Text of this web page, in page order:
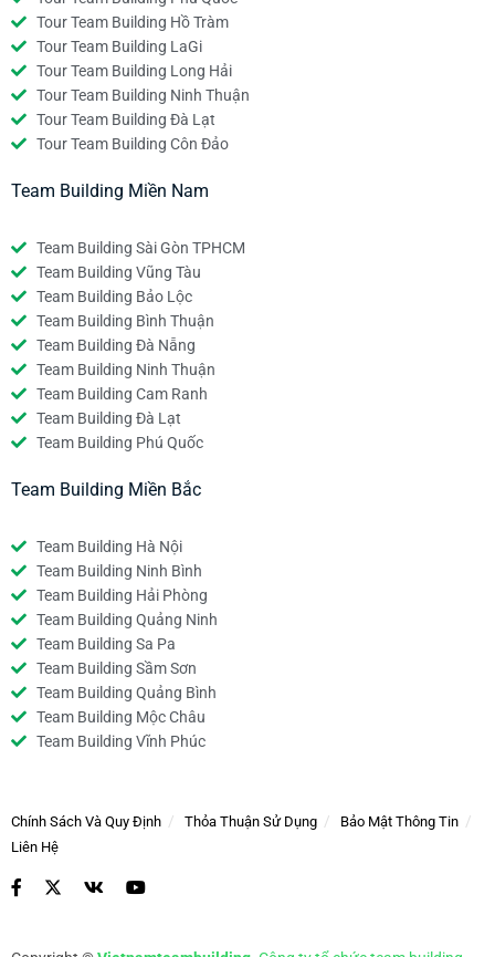
Tour Team Building Hồ Tràm
Tour Team Building LaGi
Tour Team Building Long Hải
Tour Team Building Ninh Thuận
Tour Team Building Đà Lạt
Tour Team Building Côn Đảo
Team Building Miền Nam
Team Building Sài Gòn TPHCM
Team Building Vũng Tàu
Team Building Bảo Lộc
Team Building Bình Thuận
Team Building Đà Nẵng
Team Building Ninh Thuận
Team Building Cam Ranh
Team Building Đà Lạt
Team Building Phú Quốc
Team Building Miền Bắc
Team Building Hà Nội
Team Building Ninh Bình
Team Building Hải Phòng
Team Building Quảng Ninh
Team Building Sa Pa
Team Building Sầm Sơn
Team Building Quảng Bình
Team Building Mộc Châu
Team Building Vĩnh Phúc
Chính Sách Và Quy Định Thỏa Thuận Sử Dụng
Bảo Mật Thông Tin
Liên Hệ